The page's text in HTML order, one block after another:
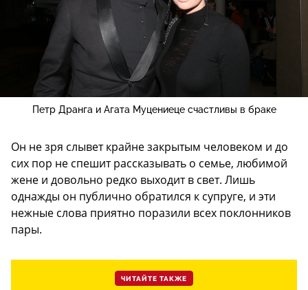
Петр Дранга и Агата Муцениеце счастливы в браке
Он не зря слывет крайне закрытым человеком и до
сих пор не спешит рассказывать о семье, любимой
жене и довольно редко выходит в свет. Лишь
однажды он публично обратился к супруге, и эти
нежные слова приятно поразили всех поклонников
пары.
ЧИТАЙТЕ ТАКЖЕ